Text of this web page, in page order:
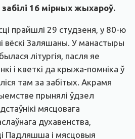
16 мірных жыхароў.
прайшлі 29 студзеня, у 80-ю
вёскі Заляшаны. У манастыры
літургія, пасля яе
і кветкі да крыжа-помніка ў
там за забітых. Акрамя
прынялі ўдзел
мясцовага
духавенства,
Падляшша і мясцовыя